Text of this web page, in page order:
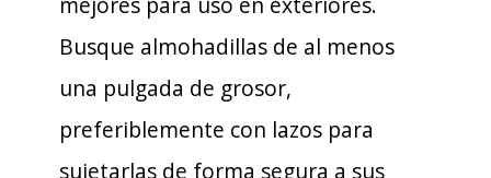
Busque almohadillas de al menos
una pulgada de grosor,
preferiblemente con lazos para
sujetarlas de forma segura a sus